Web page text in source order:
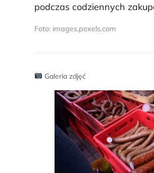
podczas codziennych
Foto: images.pexels.com
Galeria zdjęć